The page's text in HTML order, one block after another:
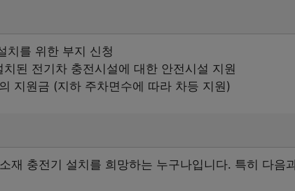
치를 위한 부지 신청
치된 전기차 충전시설에 대한 안전시설 지원
지원금 (지하 주차면수에 따라 차등 지원)
재 충전기 설치를 희망하는 누구나입니다. 특히 다음